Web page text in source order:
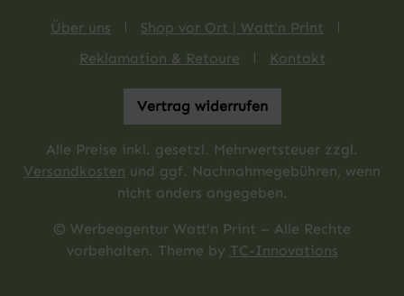
Über uns
Shop vor Ort | Watt'n Print
Reklamation & Retoure
Kontakt
Vertrag widerrufen
Alle Preise inkl. gesetzl. Mehrwertsteuer zzgl.
Versandkosten und ggf. Nachnahmegebühren, wenn
nicht anders angegeben.
© Werbeagentur Watt'n Print – Alle Rechte
vorbehalten. Theme by TC-Innovations